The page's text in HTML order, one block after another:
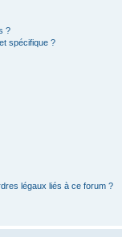
?
spécifique ?
légaux liés à ce forum ?